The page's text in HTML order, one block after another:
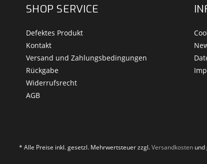
SHOP SERVICE
Defektes Produkt
Kontakt
Versand und Zahlungsbedingungen
Rückgabe
Widerrufsrecht
AGB
* Alle Preise inkl. gesetzl. Mehrwertsteuer zzgl.Versandkostenund